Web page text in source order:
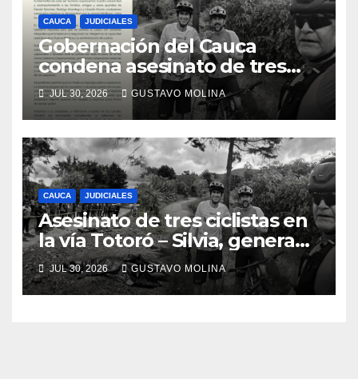
CAUCA JUDICIALES
Gobernación del Cauca
condena asesinato de tres
ciudadanos y exige medidas
urgentes al Gobierno
Nacional
JUL 30, 2026 GUSTAVO MOLINA
CAUCA JUDICIALES
Asesinato de tres ciclistas en
la vía Totoró – Silvia, genera
consternación en el Cauca
JUL 30, 2026 GUSTAVO MOLINA